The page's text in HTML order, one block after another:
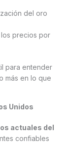
del oro
los precios por
para entender
más en lo que
Unidos
actuales del
confiables